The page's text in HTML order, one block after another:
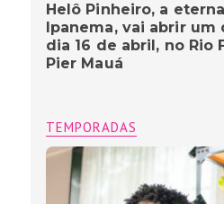
Helô Pinheiro, a
Ipanema, vai abrir
dia 16 de abril, no Rio
Pier Mauá
TEMPORADAS